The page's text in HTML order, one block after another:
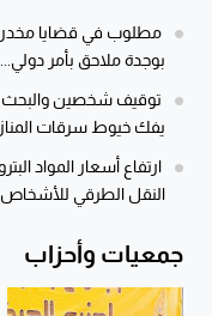
مطلوب في قضايا
بوجدة ملاحق بأمر دولي...
توقيف شخصين والبحث
يفك خيوط سرقات
ارتفاع أسعار المواد
النقل الطرقي للأشخاص
جمعيات وأحزاب